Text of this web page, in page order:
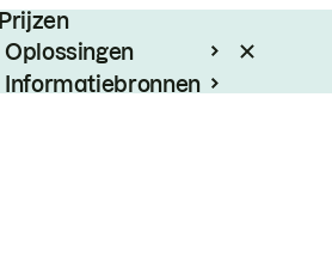
Prijzen
Oplossingen
Informatiebronnen